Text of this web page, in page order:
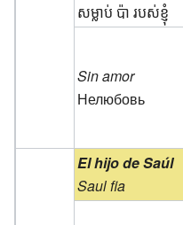
សម្លាប់ ប៉ា របស់ខ្ញុំ
Sin amor
Нелюбовь
El hijo de Saúl
Saul fia